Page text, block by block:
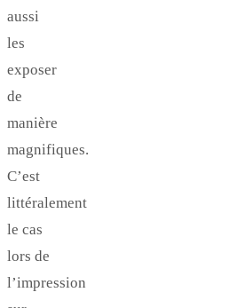
aussi
les
exposer
de
manière
magnifiques.
C’est
littéralement
le cas
lors de
l’impression